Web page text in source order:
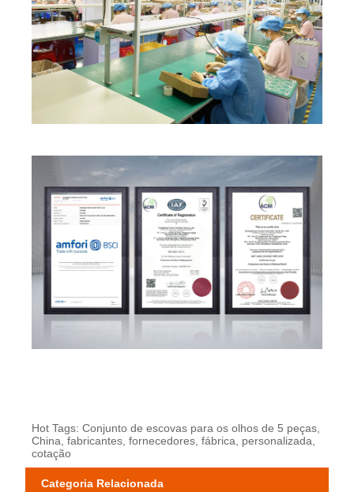
Hot Tags: Conjunto de escovas para os olhos de 5 peças,
China, fabricantes, fornecedores, fábrica, personalizada,
cotação
Categoria Relacionada